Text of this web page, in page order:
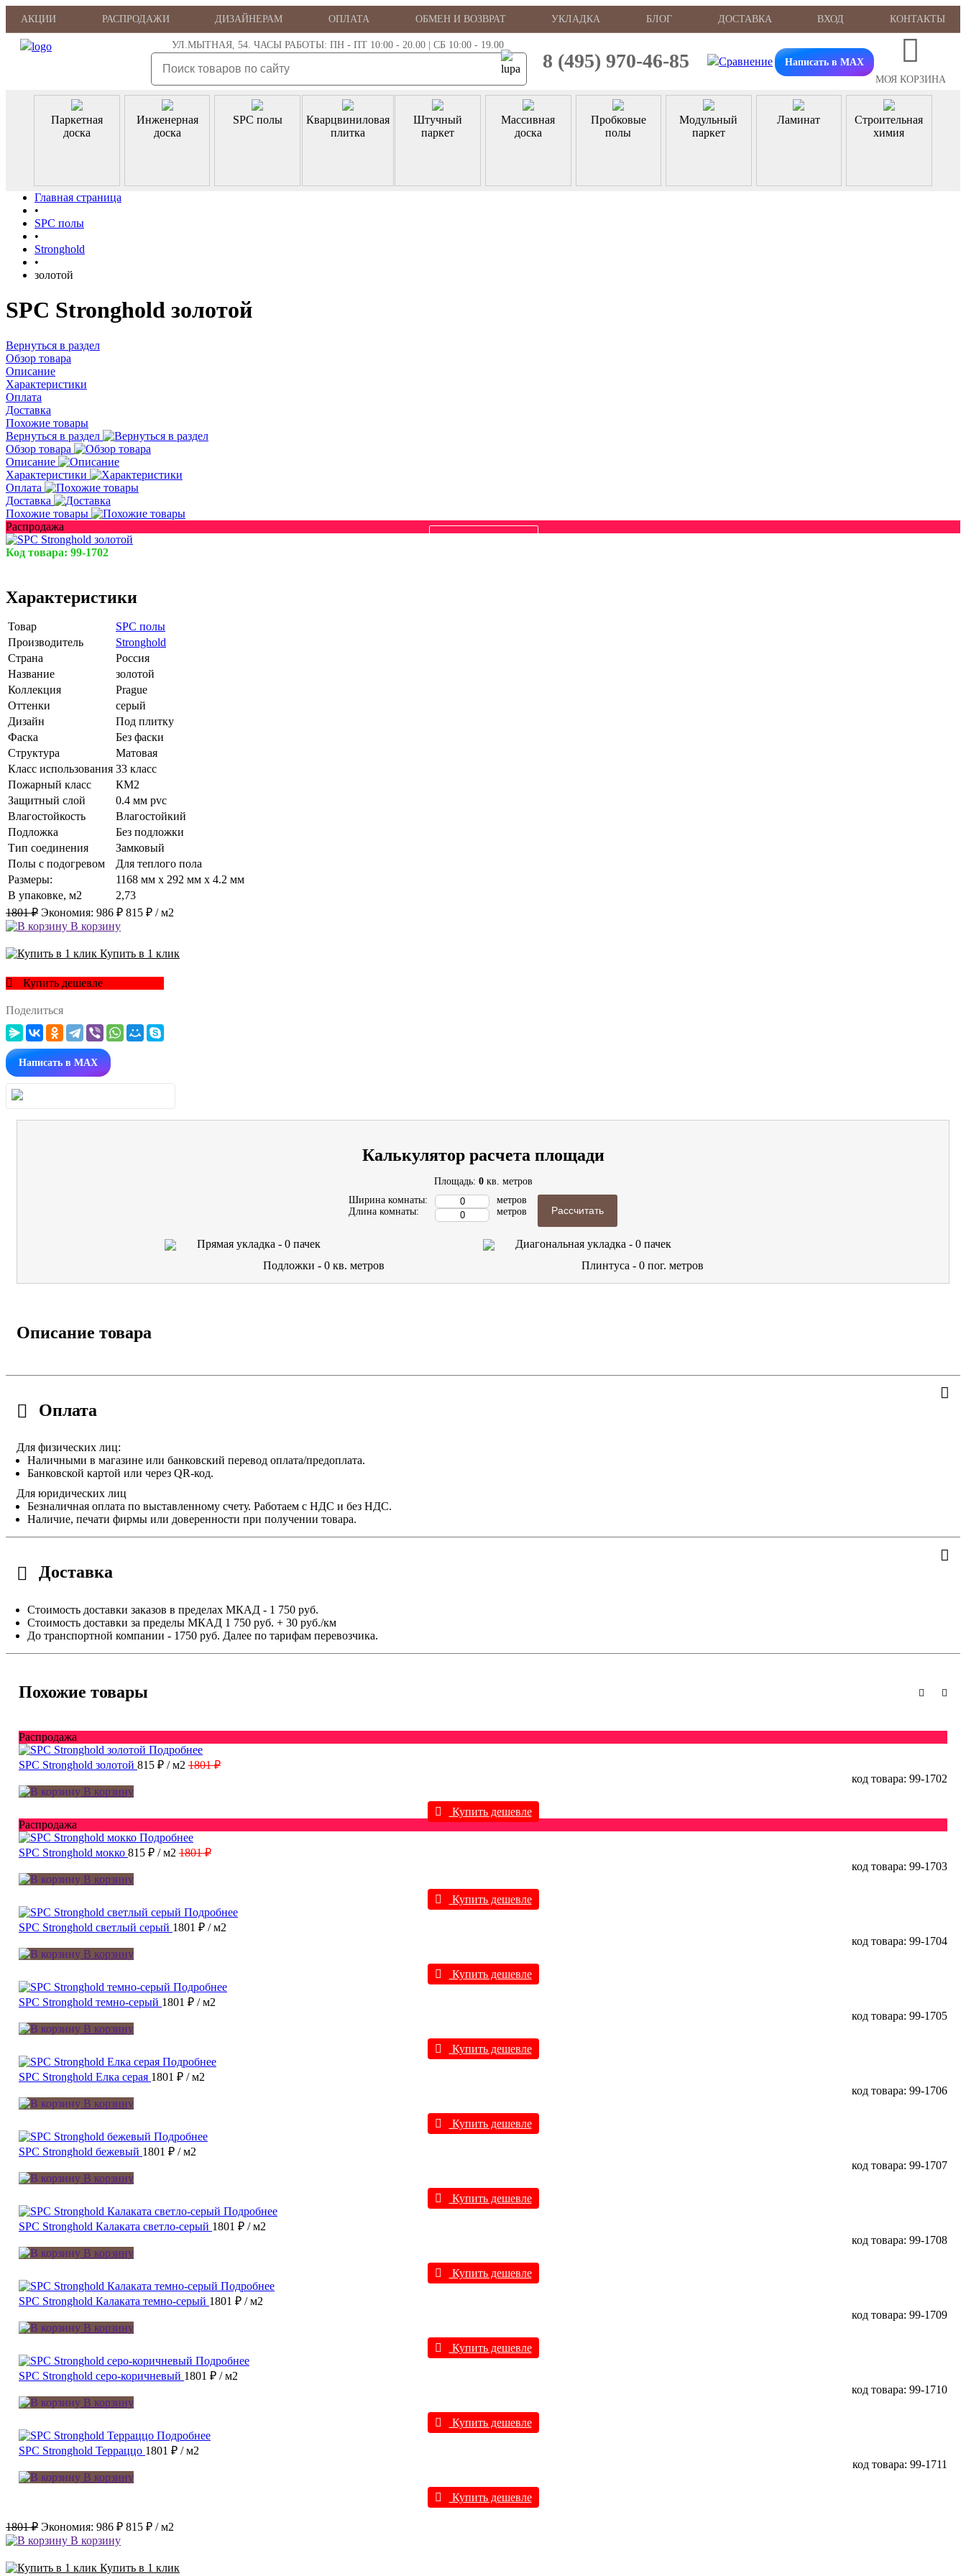
АКЦИИ РАСПРОДАЖИ ДИЗАЙНЕРАМ ОПЛАТА ОБМЕН И ВОЗВРАТ УКЛАДКА БЛОГ ДОСТАВКА ВХОД КОНТАКТЫ
УЛ.МЫТНАЯ, 54. ЧАСЫ РАБОТЫ: ПН - ПТ 10:00 - 20.00 | СБ 10:00 - 19.00
8 (495) 970-46-85
Написать в MAX
МОЯ КОРЗИНА
Паркетная
доска
Инженерная
доска
SPC полы
Кварцвиниловая
плитка
Штучный
паркет
Массивная
доска
Пробковые
полы
Модульный
паркет
Ламинат
Строительная
химия
Главная страница
•
SPC полы
•
Stronghold
•
золотой
SPC Stronghold золотой
Вернуться в раздел
Обзор товара
Описание
Характеристики
Оплата
Доставка
Похожие товары
Вернуться в раздел
Обзор товара
Описание
Характеристики
Оплата
Доставка
Похожие товары
Распродажа
Код товара: 99-1702
Характеристики
Товар
SPC полы
Производитель
Stronghold
Страна
Россия
Название
золотой
Коллекция
Prague
Оттенки
серый
Дизайн
Под плитку
Фаска
Без фаски
Структура
Матовая
Класс использования 33 класс
Пожарный класс
КМ2
Защитный слой
0.4 мм pvc
Влагостойкость
Влагостойкий
Подложка
Без подложки
Тип соединения
Замковый
Полы с подогревом
Для теплого пола
Размеры:
1168 мм x 292 мм x 4.2 мм
В упаковке, м2
2,73
1801 ₽ Экономия: 986 ₽ 815 ₽ / м2
В корзину
Купить в 1 клик
Купить дешевле
Поделиться
Написать в MAX
Калькулятор расчета площади
Площадь: 0 кв. метров
Ширина комнаты:
Длина комнаты:
метров
метров
Рассчитать
Прямая укладка - 0 пачек Диагональная укладка - 0 пачек
Подложки - 0 кв. метров Плинтуса - 0 пог. метров
Описание товара
Оплата
Для физических лиц:
Наличными в магазине или банковский перевод оплата/предоплата.
Банковской картой или через QR-код.
Для юридических лиц
Безналичная оплата по выставленному счету. Работаем с НДС и без НДС.
Наличие, печати фирмы или доверенности при получении товара.
Доставка
Стоимость доставки заказов в пределах МКАД - 1 750 руб.
Стоимость доставки за пределы МКАД 1 750 руб. + 30 руб./км
До транспортной компании - 1750 руб. Далее по тарифам перевозчика.
Похожие товары
Распродажа
Подробнее
SPC Stronghold золотой 815 ₽ / м2 1801 ₽
код товара: 99-1702
В корзину
Купить дешевле
Распродажа
Подробнее
SPC Stronghold мокко 815 ₽ / м2 1801 ₽
код товара: 99-1703
В корзину
Купить дешевле
Подробнее
SPC Stronghold светлый серый 1801 ₽ / м2
код товара: 99-1704
В корзину
Купить дешевле
Подробнее
SPC Stronghold темно-серый 1801 ₽ / м2
код товара: 99-1705
В корзину
Купить дешевле
Подробнее
SPC Stronghold Елка серая 1801 ₽ / м2
код товара: 99-1706
В корзину
Купить дешевле
Подробнее
SPC Stronghold бежевый 1801 ₽ / м2
код товара: 99-1707
В корзину
Купить дешевле
Подробнее
SPC Stronghold Калаката светло-серый 1801 ₽ / м2
код товара: 99-1708
В корзину
Купить дешевле
Подробнее
SPC Stronghold Калаката темно-серый 1801 ₽ / м2
код товара: 99-1709
В корзину
Купить дешевле
Подробнее
SPC Stronghold серо-коричневый 1801 ₽ / м2
код товара: 99-1710
В корзину
Купить дешевле
Подробнее
SPC Stronghold Терраццо 1801 ₽ / м2
код товара: 99-1711
В корзину
Купить дешевле
1801 ₽ Экономия: 986 ₽ 815 ₽ / м2
В корзину
Купить в 1 клик